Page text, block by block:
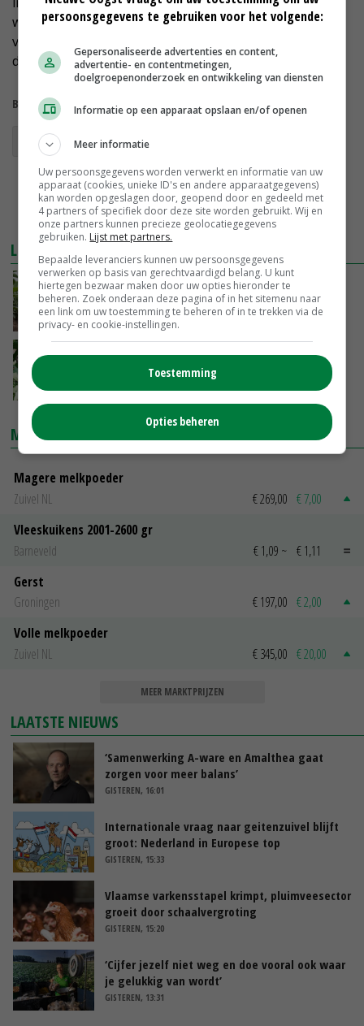
winterveldbonen te telen. 'Daarom kijken we nu
voorzichtig naar de humane consumptie. Actief zijn op
die markt kan nog wel één à twee jaar duren.'
Bekijk meer over:
winterveldbonen
LEES OOK
‘Opbrengst valt mee, hoge aanloopkosten
vallen tegen’
29-06-2016
Winterveldbonen in opmars
MARKTPRIJZEN
Magere melkpoeder
Zuivel NL
€ 269,00 € 7,00
Vleeskuikens 2001-2600 gr
Barneveld
€ 1,09 ~ € 1,11
Gerst
Groningen
€ 197,00 € 2,00
Volle melkpoeder
Zuivel NL
€ 345,00 € 20,00
MEER MARKTPRIJZEN
LAATSTE NIEUWS
‘Samenwerking A-ware en Amalthea gaat
zorgen voor meer balans’
GISTEREN, 16:01
Internationale vraag naar geitenzuivel blijft
groot: Nederland in Europese top
GISTEREN, 15:33
Vlaamse varkensstapel krimpt, pluimveesector
groeit door schaalvergroting
GISTEREN, 15:20
‘Cijfer jezelf niet weg en doe vooral ook waar
je gelukkig van wordt’
GISTEREN, 13:31
persoonsgegevens te gebruiken voor het volgende:
Gepersonaliseerde advertenties en content,
advertentie- en contentmetingen,
doelgroepenonderzoek en ontwikkeling van diensten
Informatie op een apparaat opslaan en/of openen
Meer informatie
Uw persoonsgegevens worden verwerkt en informatie van uw
apparaat (cookies, unieke ID's en andere apparaatgegevens)
kan worden opgeslagen door, geopend door en gedeeld met
4 partners of specifiek door deze site worden gebruikt. Wij en
onze partners kunnen precieze geolocatiegegevens
gebruiken. Lijst met partners.
Bepaalde leveranciers kunnen uw persoonsgegevens
verwerken op basis van gerechtvaardigd belang. U kunt
hiertegen bezwaar maken door uw opties hieronder te
beheren. Zoek onderaan deze pagina of in het sitemenu naar
een link om uw toestemming te beheren of in te trekken via de
privacy- en cookie-instellingen.
Toestemming
Opties beheren